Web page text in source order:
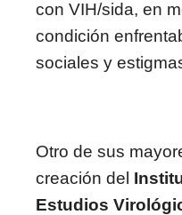
con VIH/sida, en
condición
sociales y
Otro de sus
creación del
Estudios